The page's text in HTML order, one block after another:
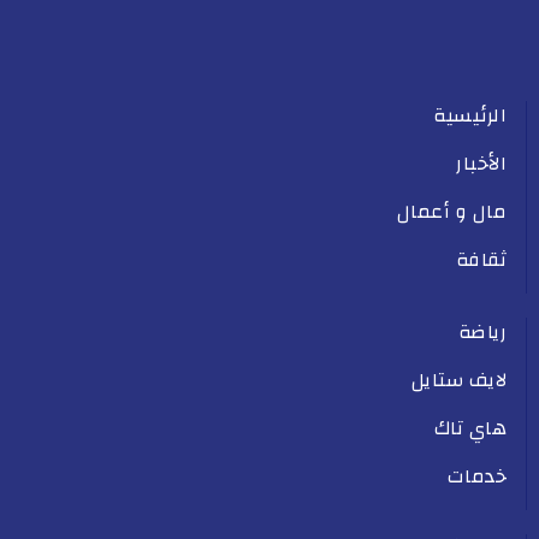
الرئيسية
الأخبار
مال و أعمال
ثقافة
رياضة
لايف ستايل
هاي تاك
خدمات